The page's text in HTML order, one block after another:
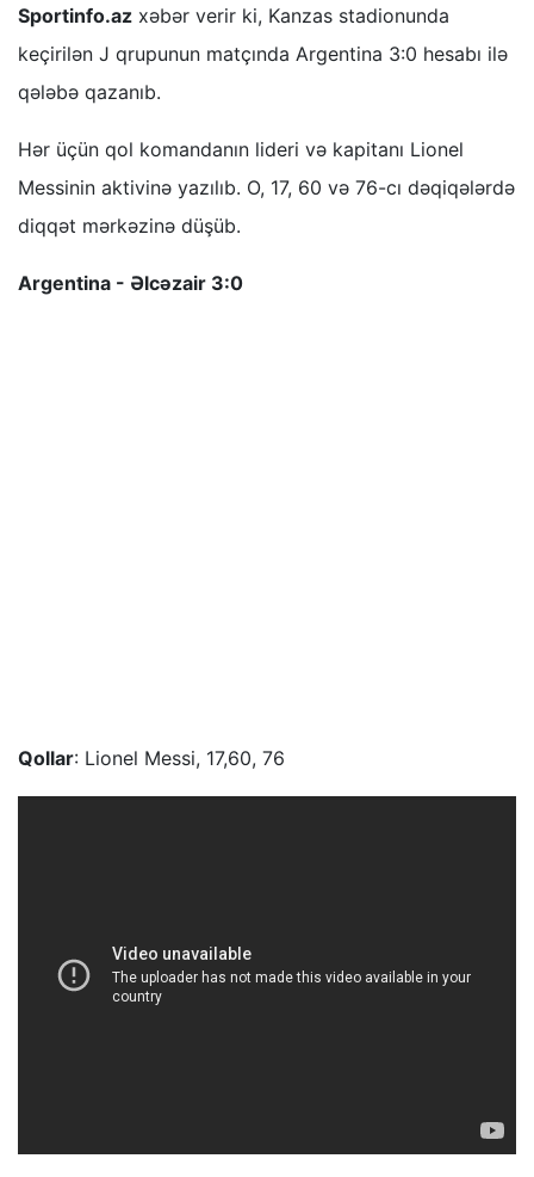
Sportinfo.az xəbər verir ki, Kanzas stadionunda
keçirilən J qrupunun matçında Argentina 3:0 hesabı ilə
qələbə qazanıb.
Hər üçün qol komandanın lideri və kapitanı Lionel
Messinin aktivinə yazılıb. O, 17, 60 və 76-cı dəqiqələrdə
diqqət mərkəzinə düşüb.
Argentina - Əlcəzair 3:0
Qollar: Lionel Messi, 17,60, 76